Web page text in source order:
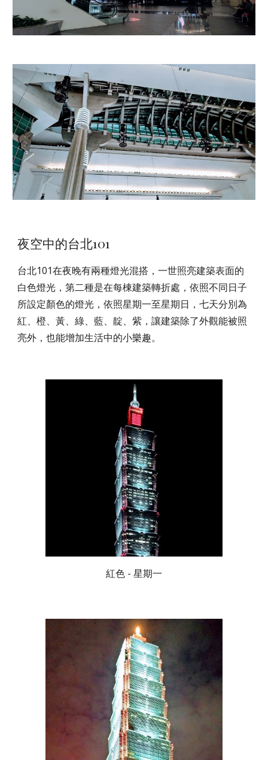
夜空中的台北101
台北101在夜晚有兩種燈光混搭，一世照亮建築表面的
白色燈光，第二種是在每棟建築轉折處，依照不同日子
所設定顏色的燈光，依照星期一至星期日，七天分別為
紅、橙、黃、綠、藍、靛、紫，讓建築除了外觀能被照
亮外，也能增加生活中的小樂趣。
紅色 - 星期一